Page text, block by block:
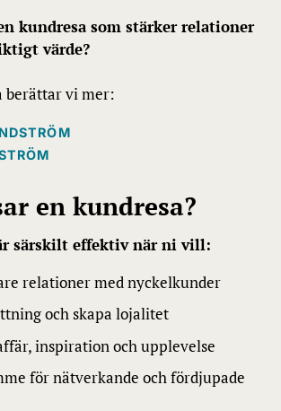
kundresa som stärker relationer
värde?
berättar vi mer:
en kundresa?
särskilt effektiv när ni vill:
relationer med nyckelkunder
och skapa lojalitet
inspiration och upplevelse
för nätverkande och fördjupade